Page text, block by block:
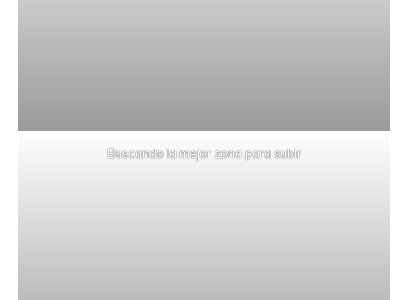
Buscando la mejor zona para subir